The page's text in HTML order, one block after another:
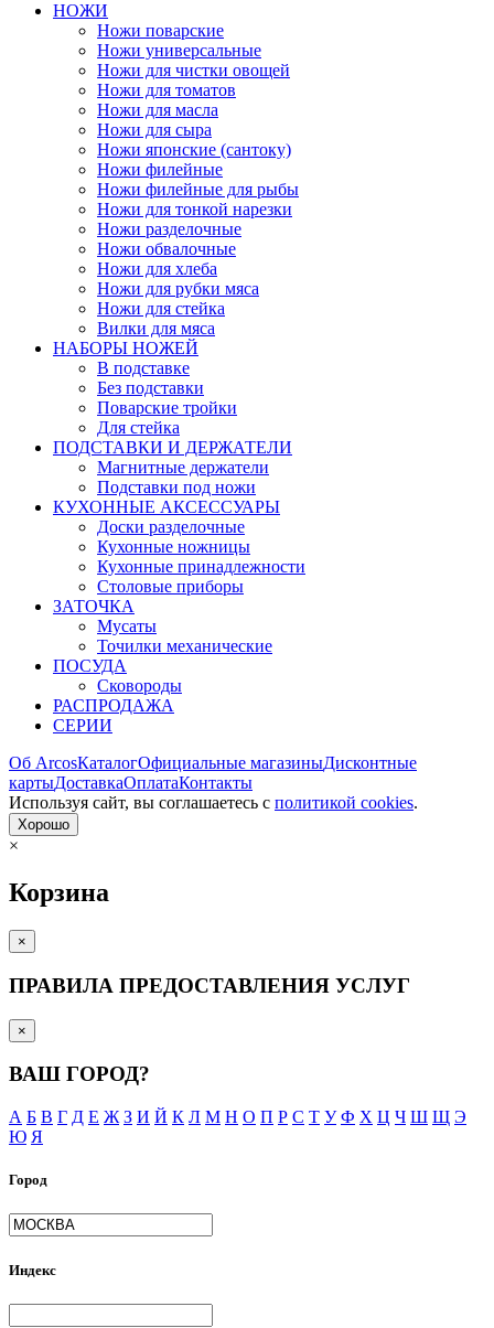
НОЖИ
Ножи поварские
Ножи универсальные
Ножи для чистки овощей
Ножи для томатов
Ножи для масла
Ножи для сыра
Ножи японские (сантоку)
Ножи филейные
Ножи филейные для рыбы
Ножи для тонкой нарезки
Ножи разделочные
Ножи обвалочные
Ножи для хлеба
Ножи для рубки мяса
Ножи для стейка
Вилки для мяса
НАБОРЫ НОЖЕЙ
В подставке
Без подставки
Поварские тройки
Для стейка
ПОДСТАВКИ И ДЕРЖАТЕЛИ
Магнитные держатели
Подставки под ножи
КУХОННЫЕ АКСЕССУАРЫ
Доски разделочные
Кухонные ножницы
Кухонные принадлежности
Столовые приборы
ЗАТОЧКА
Мусаты
Точилки механические
ПОСУДА
Сковороды
РАСПРОДАЖА
СЕРИИ
Об ArcosКаталогОфициальные магазиныДисконтные
картыДоставкаОплатаКонтакты
Используя сайт, вы согла­шаетесь с политикой cookies.
Хорошо
×
Корзина
×
ПРАВИЛА ПРЕДОСТАВЛЕНИЯ УСЛУГ
×
ВАШ ГОРОД?
А Б В Г Д Е Ж З И Й К Л М Н О П Р С Т У Ф Х Ц Ч Ш Щ Э
Ю Я
Город
Индекс